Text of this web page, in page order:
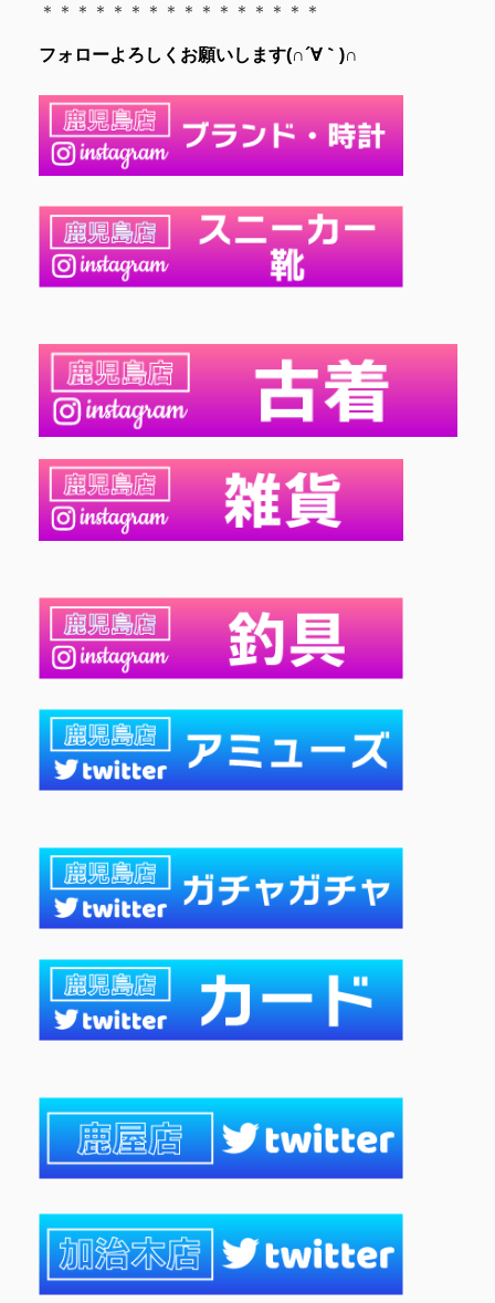
＊＊＊＊＊＊＊＊＊＊＊＊＊＊＊＊
フォローよろしくお願いします(∩´∀｀)∩